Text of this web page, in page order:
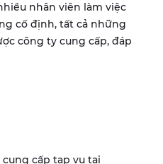
nhân viên làm việc
cố định, tất cả những
công ty cung cấp, đáp
cấp tạp vụ tại